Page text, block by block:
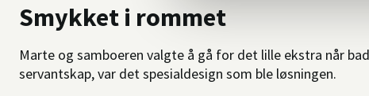
Smykket i rommet
Marte og samboeren valgte å gå for det lille ekstra når
servantskap, var det spesialdesign som ble løsningen.